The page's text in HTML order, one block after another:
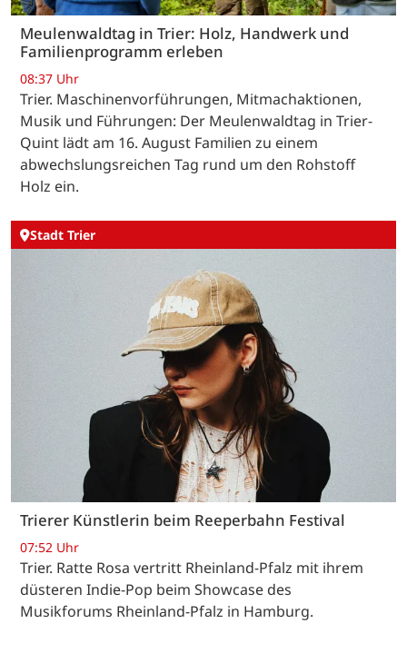
Meulenwaldtag in Trier: Holz, Handwerk und
Familienprogramm erleben
08:37 Uhr
Trier. Maschinenvorführungen, Mitmachaktionen,
Musik und Führungen: Der Meulenwaldtag in Trier-
Quint lädt am 16. August Familien zu einem
abwechslungsreichen Tag rund um den Rohstoff
Holz ein.
Stadt Trier
Trierer Künstlerin beim Reeperbahn Festival
07:52 Uhr
Trier. Ratte Rosa vertritt Rheinland-Pfalz mit ihrem
düsteren Indie-Pop beim Showcase des
Musikforums Rheinland-Pfalz in Hamburg.